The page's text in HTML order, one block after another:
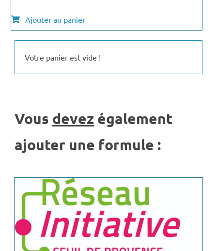
Ajouter au panier
Votre panier est vide !
Vous devez également
ajouter une formule :